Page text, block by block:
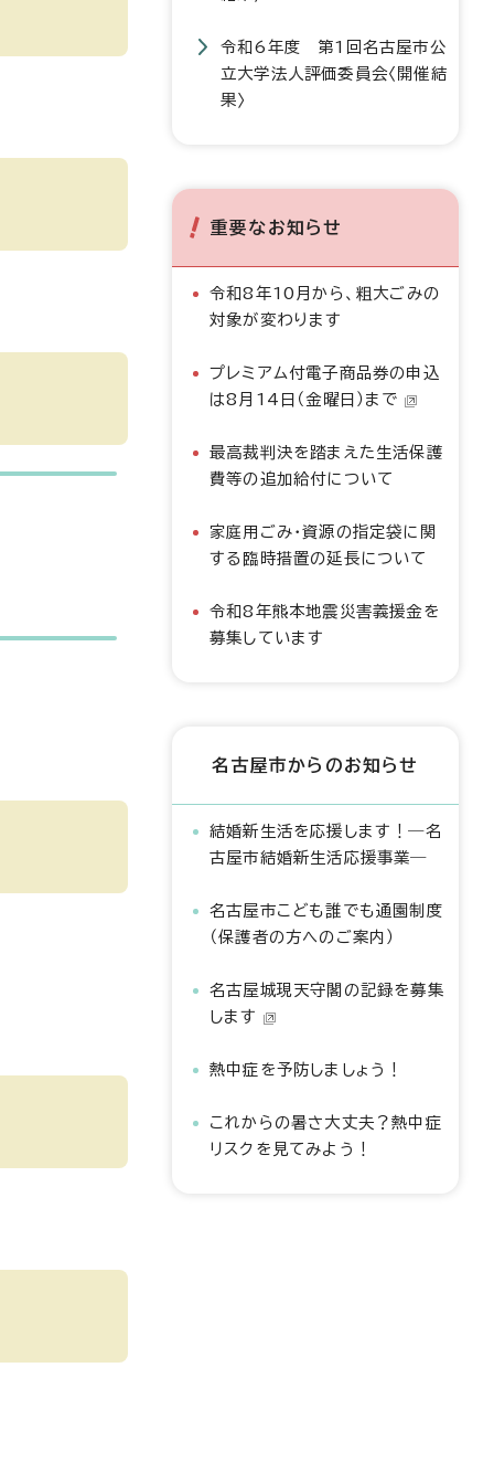
令和6年度 第1回名古屋市公
立大学法人評価委員会〈開催結
果〉
重要なお知らせ
令和8年10月から、粗大ごみの
対象が変わります
プレミアム付電子商品券の申込
は8月14日（金曜日）まで
最高裁判決を踏まえた生活保護
費等の追加給付について
家庭用ごみ・資源の指定袋に関
する臨時措置の延長について
令和8年熊本地震災害義援金を
募集しています
名古屋市からのお知らせ
結婚新生活を応援します！―名
古屋市結婚新生活応援事業―
名古屋市こども誰でも通園制度
（保護者の方へのご案内）
名古屋城現天守閣の記録を募集
します
熱中症を予防しましょう！
これからの暑さ大丈夫？熱中症
リスクを見てみよう！